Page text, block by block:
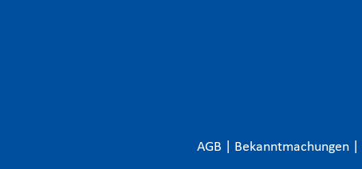
AGB
Bekanntmachungen